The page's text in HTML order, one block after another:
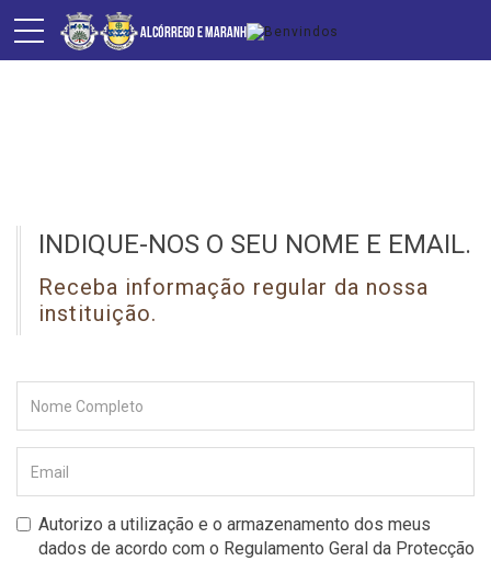
INDIQUE-NOS O SEU NOME E EMAIL.
Receba informação regular da nossa
instituição.
Autorizo a utilização e o armazenamento dos meus
dados de acordo com o Regulamento Geral da Protecção